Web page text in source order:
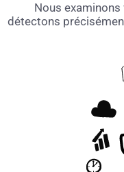
Nous
détectons